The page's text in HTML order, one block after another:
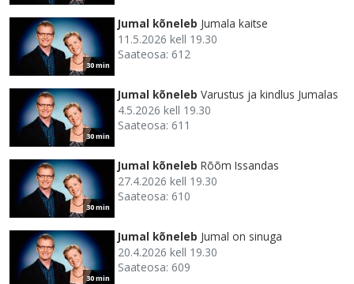
30 min
Jumal kõneleb Jumala kaitse
11.5.2026 kell 19.30
Saateosa: 612
30 min
Jumal kõneleb Varustus ja kindlus Jumalas
4.5.2026 kell 19.30
Saateosa: 611
30 min
Jumal kõneleb Rõõm Issandas
27.4.2026 kell 19.30
Saateosa: 610
30 min
Jumal kõneleb Jumal on sinuga
20.4.2026 kell 19.30
Saateosa: 609